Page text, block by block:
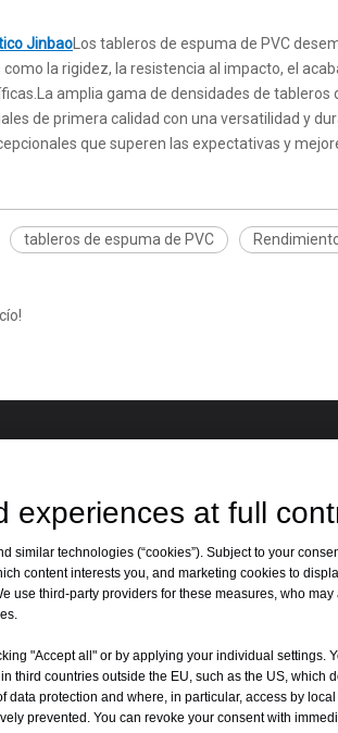
Jinbao Los tableros de espuma de PVC
la rigidez, la resistencia al impacto, el
amplia gama de densidades de
de primera calidad con una versatilidad y
que superen las expectativas y
tableros de espuma de PVC
en 1996 y su
en la hermosa
Jinan, provincia de
Hoja acrílica
Tablero de
Hoja rígida de
experiences at full
similar technologies (“cookies”). Subject to your
content interests you, and marketing cookies to
use third-party providers for these measures, who may
"Accept all" or by applying your individual settings.
third countries outside the EU, such as the US, which
data protection and where, in particular, access by local
prevented. You can revoke your consent with